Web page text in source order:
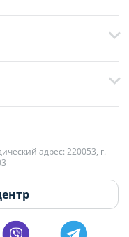
в будние дни с 9:00 до
до 20:00.
адрес: 220053, г.